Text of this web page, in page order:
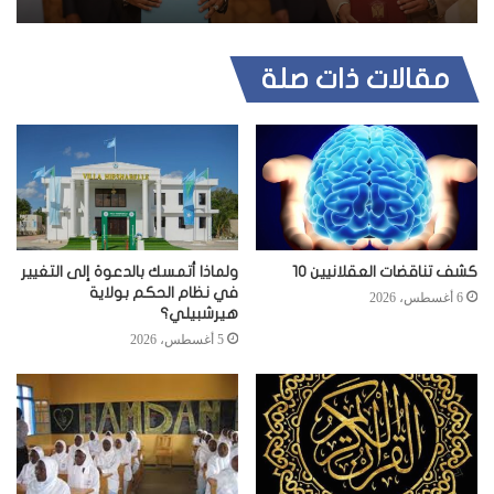
مقالات ذات صلة
كشف تناقضات العقلانيين 10
6 أغسطس، 2026
ولماذا أتمسك بالدعوة إلى التغيير
في نظام الحكم بولاية
هيرشبيلي؟
5 أغسطس، 2026